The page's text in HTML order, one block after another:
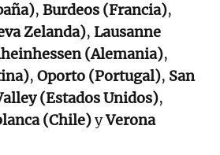
, Burdeos (Francia),
Zelanda), Lausanne
(Alemania),
, Oporto (Portugal), San
(Estados Unidos),
(Chile)yVerona